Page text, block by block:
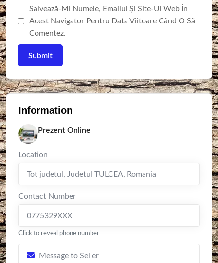
Salvează-Mi Numele, Emailul Și Site-Ul Web În
Acest Navigator Pentru Data Viitoare Când O Să
Comentez.
Information
Prezent Online
Location
Tot judetul , Judetul TULCEA, Romania
Contact Number
0775329XXX
Click to reveal phone number
Message to Seller